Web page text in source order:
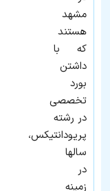
مشهد
هستند
که با
داشتن
بورد
تخصصی
در رشته
پریودانتیکس،
سالها
در
زمینه